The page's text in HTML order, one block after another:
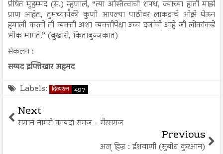
प्रेषित मुहम्मद (स.) म्हणाले, “त्या अस्तित्वाची शपथ, ज्याच्या हाती माझे
प्राण आहेत, तुमच्यापैकी कुणी आपल्या पाठीवर लाकडाचे ओझे घेऊन
हमाली करतो ती व्यक्ती अशा व्यक्तीपेक्षा उच्च दर्जाची आहे जी लोकांकडे
भीक मागते.” (बुखारी, किताबुज्जकात)
संकलन :
सय्यद इफ्तिखार अहमद
Labels: दिव्यरत्न 497
Next
समान नागरी कायदा समज - गैरसमज
Previous
अल् हिज्र : ईशवाणी (सुबोध कुरआन)